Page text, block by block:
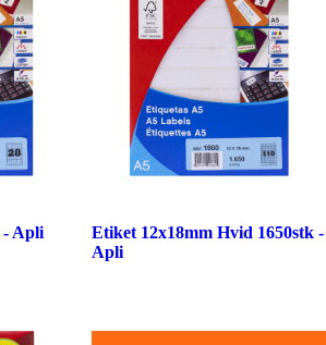
- Apli
Etiket 12x18mm Hvid 1650stk -
Apli